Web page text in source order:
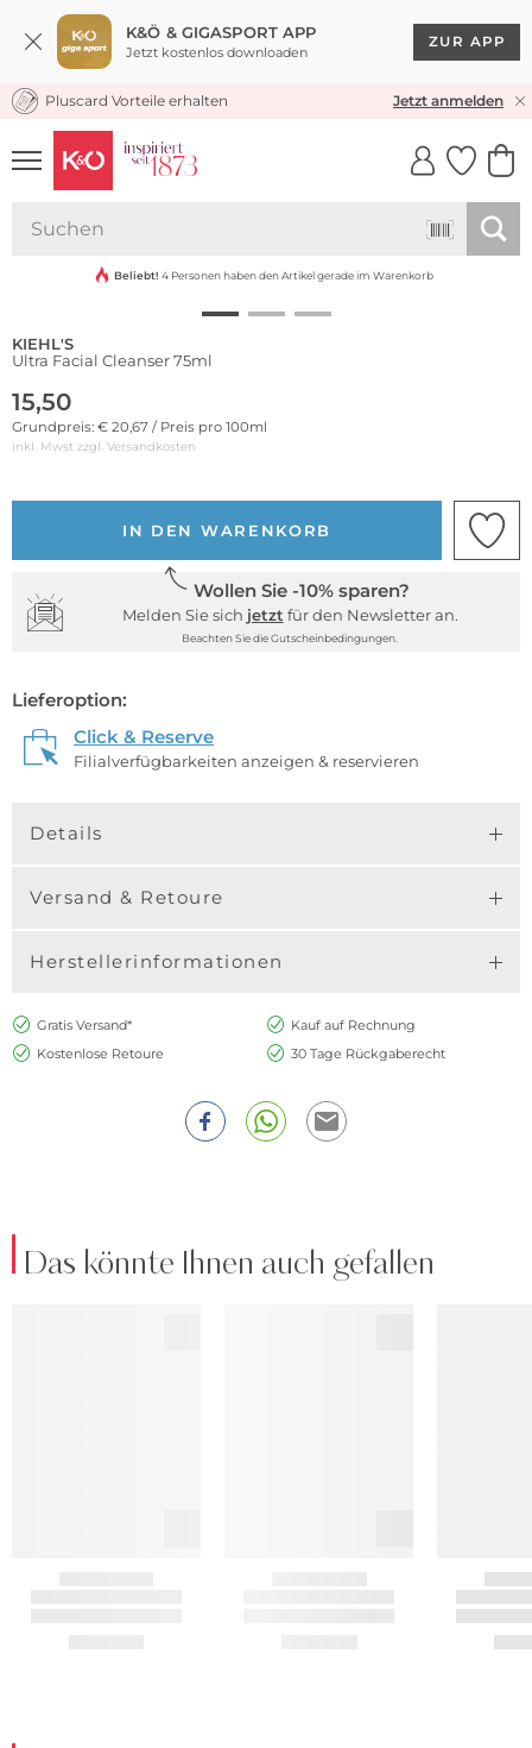
K&Ö & GIGASPORT APP
Jetzt kostenlos downloaden
ZUR APP
KOSTENLOSER VERSAND* & RÜCKVERSAND
Pluscard Vorteile erhalten Jetzt anmelden
UNSERE APP
CLICK &
Beliebt! 4 Personen haben den Artikel gerade im Warenkorb
KIEHL'S
Ultra Facial Cleanser 75ml
15,50
Grundpreis: € 20,67 / Preis pro 100ml
inkl. Mwst zzgl. Versandkosten
IN DEN WARENKORB
Wollen Sie -10% sparen?
Melden Sie sich jetzt für den Newsletter an.
Beachten Sie die Gutscheinbedingungen.
Lieferoption:
Click & Reserve
Filialverfügbarkeiten anzeigen & reservieren
Details
Versand & Retoure
Herstellerinformationen
Gratis Versand*
Kauf auf Rechnung
Kostenlose Retoure
30 Tage Rückgaberecht
Das könnte Ihnen auch gefallen